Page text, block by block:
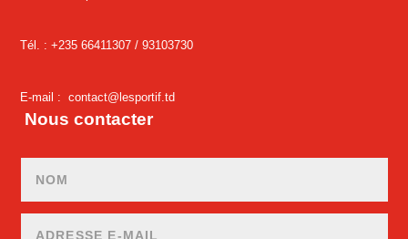
Tél. : +235 66411307 /93103730
E-mail :contact@lesportif.td
Nous contacter